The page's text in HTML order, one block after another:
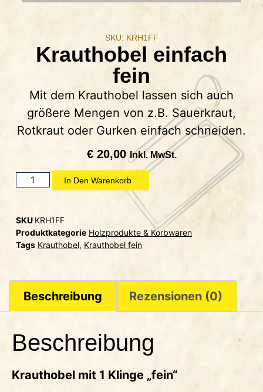
SKU: KRH1FF
Krauthobel einfach
fein
Mit dem Krauthobel lassen sich auch
größere Mengen von z.B. Sauerkraut,
Rotkraut oder Gurken einfach schneiden.
€20,00 Inkl. MwSt.
In Den Warenkorb
SKU KRH1FF
Produktkategorie Holzprodukte & Korbwaren
Tags Krauthobel, Krauthobel fein
Beschreibung Rezensionen (0)
Beschreibung
Krauthobel mit 1 Klinge „fein“